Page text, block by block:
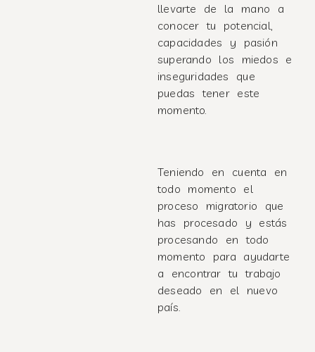
llevarte de la mano a
conocer tu potencial,
capacidades y pasión
superando los miedos e
inseguridades que
puedas tener este
momento.
Teniendo en cuenta en
todo momento el
proceso migratorio que
has procesado y estás
procesando en todo
momento para ayudarte
a encontrar tu trabajo
deseado en el nuevo
país.